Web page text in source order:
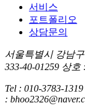
서비스
포트폴리오
상담문의
서울특별시 강남
333-40-01259 상호
Tel : 010-3783-1319
: